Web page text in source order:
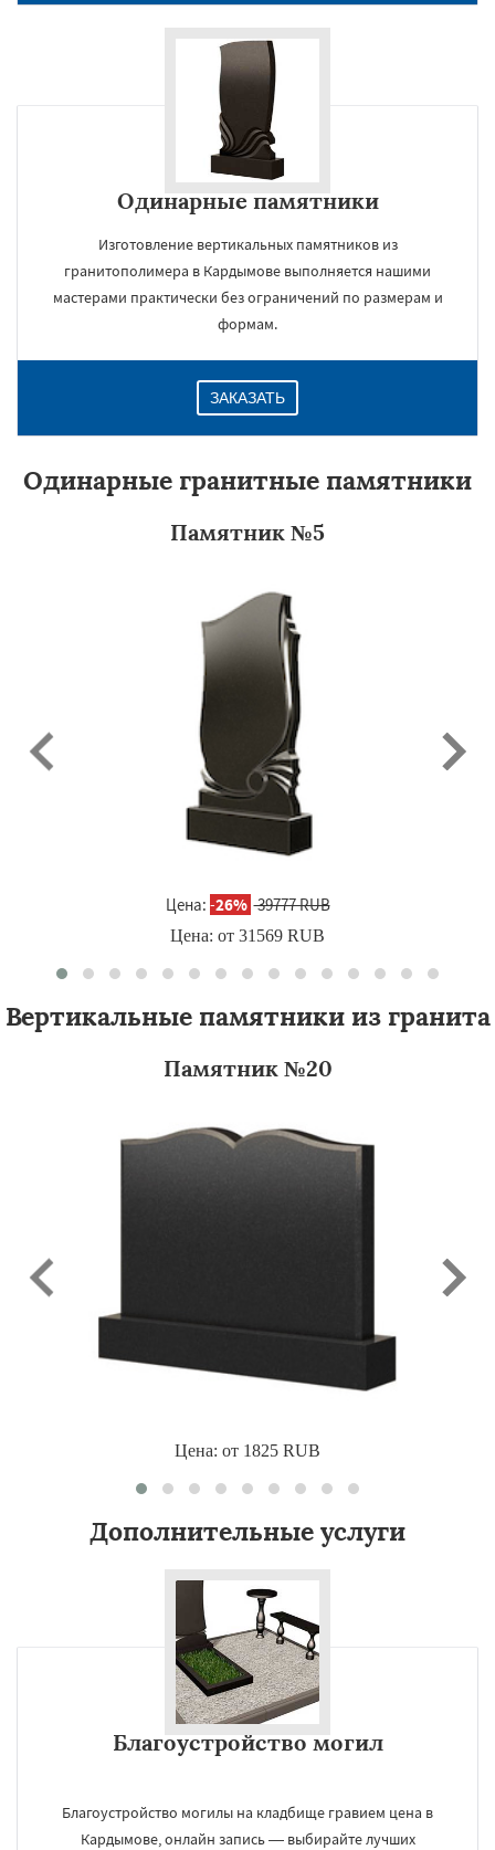
Одинарные памятники
Изготовление вертикальных памятников из
гранитополимера в Кардымове выполняется нашими
мастерами практически без ограничений по размерам и
формам.
ЗАКАЗАТЬ
Одинарные гранитные памятники
Памятник №5
Цена: -26% 39777 RUB
Цена: от 31569 RUB
Вертикальные памятники из гранита
Памятник №20
Цена: от 1825 RUB
Дополнительные услуги
Благоустройство могил
Благоустройство могилы на кладбище гравием цена в
Кардымове, онлайн запись — выбирайте лучших
×